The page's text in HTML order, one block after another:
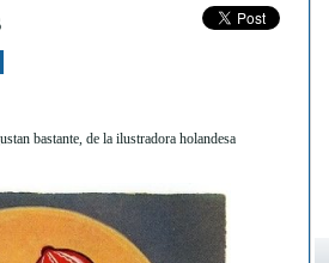
bastante, de la ilustradora holandesa